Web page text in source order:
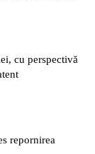
cu perspectivă
repornirea